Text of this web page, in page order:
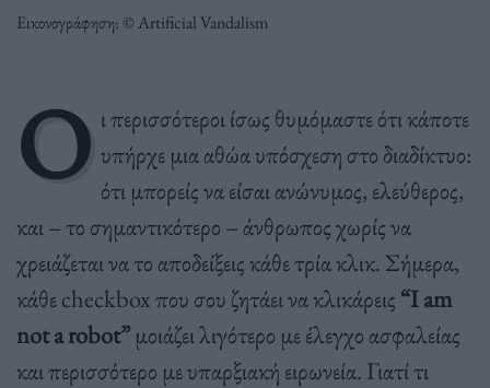
Εικονογράφηση: © Artificial Vandalism
Ο ι περισσότεροι ίσως θυμόμαστε ότι κάποτε
υπήρχε μια αθώα υπόσχεση στο διαδίκτυο:
ότι μπορείς να είσαι ανώνυμος, ελεύθερος,
και – το σημαντικότερο – άνθρωπος χωρίς να
χρειάζεται να το αποδείξεις κάθε τρία κλικ. Σήμερα,
κάθε checkbox που σου ζητάει να κλικάρεις “I am
not a robot” μοιάζει λιγότερο με έλεγχο ασφαλείας
και περισσότερο με υπαρξιακή ειρωνεία. Γιατί τι